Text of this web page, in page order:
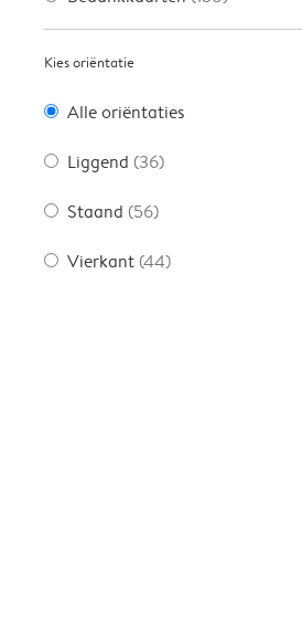
Kies oriëntatie
Alle oriëntaties
Liggend (36)
Staand (56)
Vierkant (44)